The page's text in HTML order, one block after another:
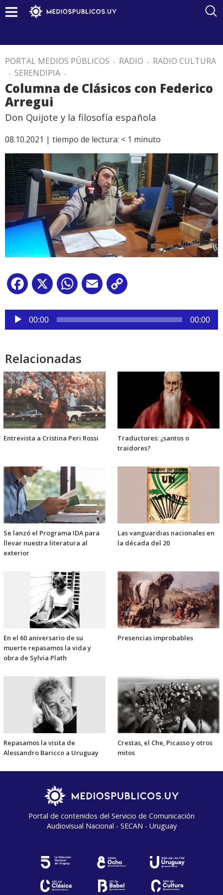
PORTAL MEDIOS PÚBLICOS . RADIO . RADIO CULTURA
. SERENDIPIA .
Columna de Clásicos con Federico
Arregui
Don Quijote y la filosofía española
08.10.2021 | tiempo de lectura: < 1 minuto
Facebook
X WhatsApp
Email
Reproductor
audio
00:00 00:00
Relacionadas
Entrevista a Cristina Peri Rossi
Traductores: ¿santos o
traidores?
Se lanzó el Programa IDA para
llevar nuestra literatura al
exterior
Las vanguardias nacionales en
la década del 20
En el 60 aniversario de su
muerte repasamos la vida y
obra de Sylvia Plath
Presencias improbables
Repasamos la visita de
Alessandro Baricco a Uruguay
Crestas, el Che, Picasso y otros
mitos
Portal de contenidos del Servicio de Comunicación
Audiovisual Nacional - SECAN - Uruguay